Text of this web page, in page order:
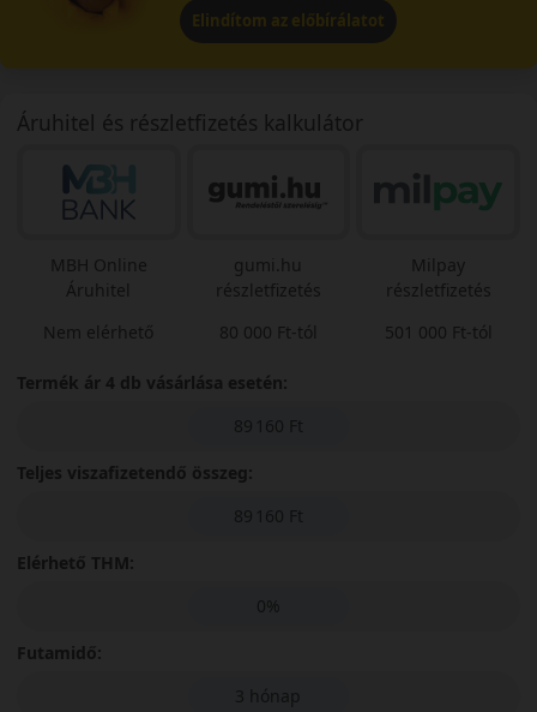
Elindítom az előbírálatot
Áruhitel és részletfizetés kalkulátor
MBH Online
Áruhitel
Nem elérhető
gumi.hu
részletfizetés
80 000 Ft-tól
Milpay
részletfizetés
501 000 Ft-tól
Termék ár 4 db vásárlása esetén:
89 160 Ft
Teljes viszafizetendő összeg:
89 160 Ft
Elérhető THM:
0%
Futamidő:
3 hónap